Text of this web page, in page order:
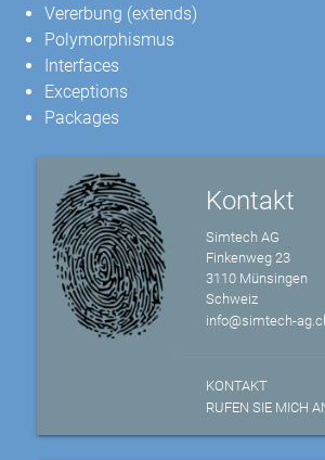
Vererbung (extends)
Polymorphismus
Interfaces
Exceptions
Packages
Kontakt
Simtech AG
Finkenweg 23
3110 Münsingen
Schweiz
info@simtech-
KONTAKT
RUFEN SIE MICH